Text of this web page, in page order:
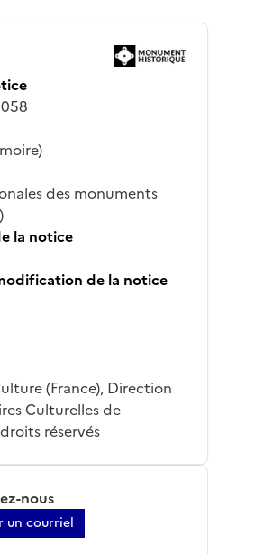
des monuments
la notice
de la notice
(France), Direction
Culturelles de
réservés
nous
un courriel